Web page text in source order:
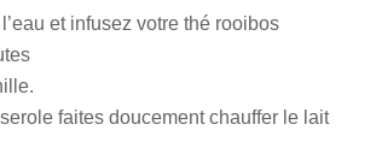
et infusez votre thé rooibos
faites doucement chauffer le lait